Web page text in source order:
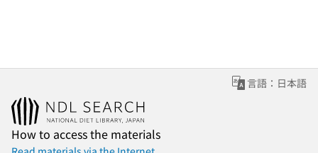
言語：日本語
How to access the materials